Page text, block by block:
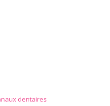
dentaires